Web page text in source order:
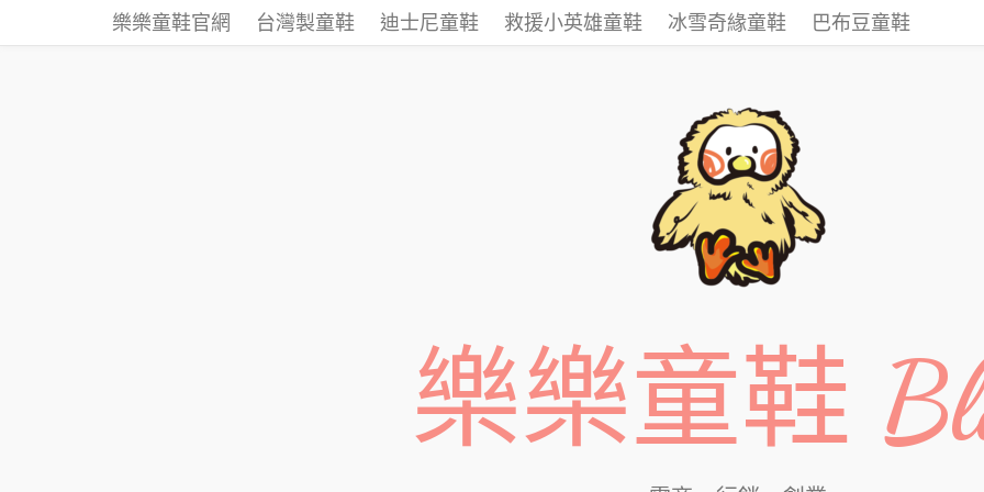
樂樂童鞋官網 台灣製童鞋 迪士尼童鞋 救援小英雄童鞋 冰雪奇緣童鞋 巴布豆童鞋
樂樂童鞋